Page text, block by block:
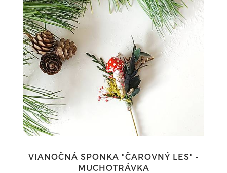
VIANOČNÁ SPONKA "ČAROVNÝ LES" -
MUCHOTRÁVKA